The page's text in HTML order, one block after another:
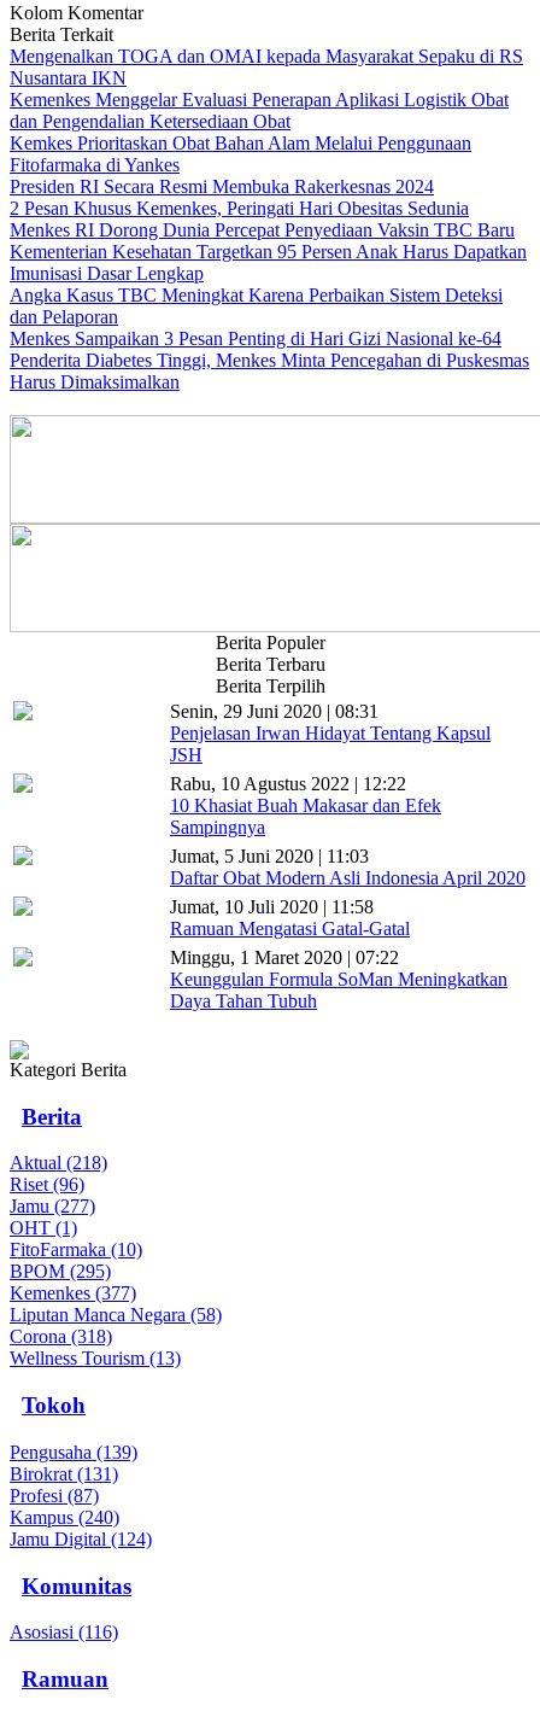
Kolom Komentar
Berita Terkait
Mengenalkan TOGA dan OMAI kepada Masyarakat Sepaku di RS
Nusantara IKN
Kemenkes Menggelar Evaluasi Penerapan Aplikasi Logistik Obat
dan Pengendalian Ketersediaan Obat
Kemkes Prioritaskan Obat Bahan Alam Melalui Penggunaan
Fitofarmaka di Yankes
Presiden RI Secara Resmi Membuka Rakerkesnas 2024
2 Pesan Khusus Kemenkes, Peringati Hari Obesitas Sedunia
Menkes RI Dorong Dunia Percepat Penyediaan Vaksin TBC Baru
Kementerian Kesehatan Targetkan 95 Persen Anak Harus Dapatkan
Imunisasi Dasar Lengkap
Angka Kasus TBC Meningkat Karena Perbaikan Sistem Deteksi
dan Pelaporan
Menkes Sampaikan 3 Pesan Penting di Hari Gizi Nasional ke-64
Penderita Diabetes Tinggi, Menkes Minta Pencegahan di Puskesmas
Harus Dimaksimalkan
Berita Populer
Berita Terbaru
Berita Terpilih
Senin, 29 Juni 2020 | 08:31
Penjelasan Irwan Hidayat Tentang Kapsul
JSH
Rabu, 10 Agustus 2022 | 12:22
10 Khasiat Buah Makasar dan Efek
Sampingnya
Jumat, 5 Juni 2020 | 11:03
Daftar Obat Modern Asli Indonesia April 2020
Jumat, 10 Juli 2020 | 11:58
Ramuan Mengatasi Gatal-Gatal
Minggu, 1 Maret 2020 | 07:22
Keunggulan Formula SoMan Meningkatkan
Daya Tahan Tubuh
Kategori Berita
Berita
Aktual (218)
Riset (96)
Jamu (277)
OHT (1)
FitoFarmaka (10)
BPOM (295)
Kemenkes (377)
Liputan Manca Negara (58)
Corona (318)
Wellness Tourism (13)
Tokoh
Pengusaha (139)
Birokrat (131)
Profesi (87)
Kampus (240)
Jamu Digital (124)
Komunitas
Asosiasi (116)
Ramuan